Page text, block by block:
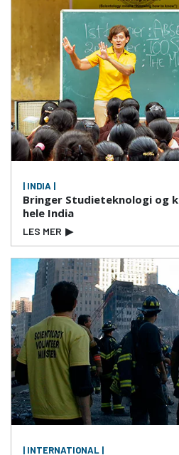
| INDIA |
Bringer Studieteknologi og
hele India
LES MER ▶
| INTERNATIONAL |